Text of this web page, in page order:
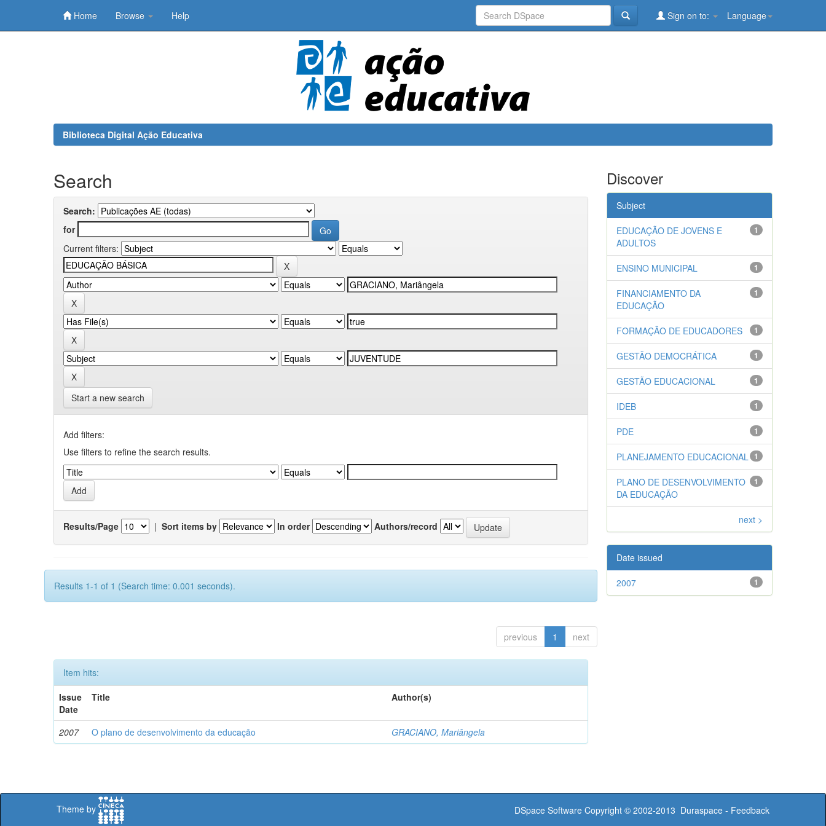
Home Browse Help Language
Sign on to:
Biblioteca Digital Ação Educativa
Search
Search:
for
Current filters:
Start a new search
Add filters:
Use filters to refine the search results.
Results/Page | Sort items by In order Authors/record
Results 1-1 of 1 (Search time: 0.001 seconds).
previous 1 next
Item hits:
Issue
Date
Title Author(s)
2007 O plano de desenvolvimento da educação GRACIANO, Mariângela
Discover
Subject
1
EDUCAÇÃO DE JOVENS E
ADULTOS
1
ENSINO MUNICIPAL
1
FINANCIAMENTO DA
EDUCAÇÃO
1
FORMAÇÃO DE EDUCADORES
1
GESTÃO DEMOCRÁTICA
1
GESTÃO EDUCACIONAL
1
IDEB
1
PDE
1
PLANEJAMENTO EDUCACIONAL
1
PLANO DE DESENVOLVIMENTO
DA EDUCAÇÃO
next >
Date issued
1
2007
Theme by DSpace Software Copyright © 2002-2013 Duraspace - Feedback